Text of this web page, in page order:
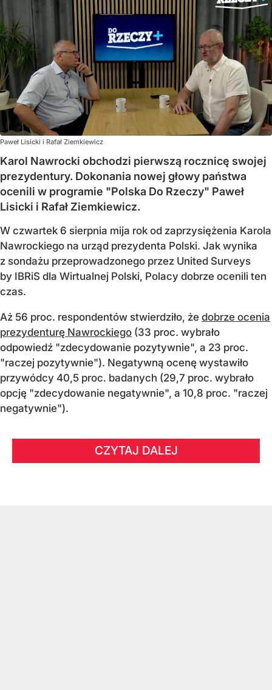
Paweł Lisicki i Rafał Ziemkiewicz
Karol Nawrocki obchodzi pierwszą rocznicę swojej
prezydentury. Dokonania nowej głowy państwa
ocenili w programie "Polska Do Rzeczy" Paweł
Lisicki i Rafał Ziemkiewicz.
W czwartek 6 sierpnia mija rok od zaprzysiężenia Karola
Nawrockiego na urząd prezydenta Polski. Jak wynika
z sondażu przeprowadzonego przez United Surveys
by IBRiS dla Wirtualnej Polski, Polacy dobrze ocenili ten
czas.
Aż 56 proc. respondentów stwierdziło, że dobrze ocenia
prezydenturę Nawrockiego (33 proc. wybrało
odpowiedź "zdecydowanie pozytywnie", a 23 proc.
"raczej pozytywnie"). Negatywną ocenę wystawiło
przywódcy 40,5 proc. badanych (29,7 proc. wybrało
opcję "zdecydowanie negatywnie", a 10,8 proc. "raczej
negatywnie").
CZYTAJ DALEJ